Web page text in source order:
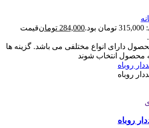
284,000 تومانقیمت
دارای انواع مختلفی می باشد. گزینه ها
انتخاب شوند
روباه